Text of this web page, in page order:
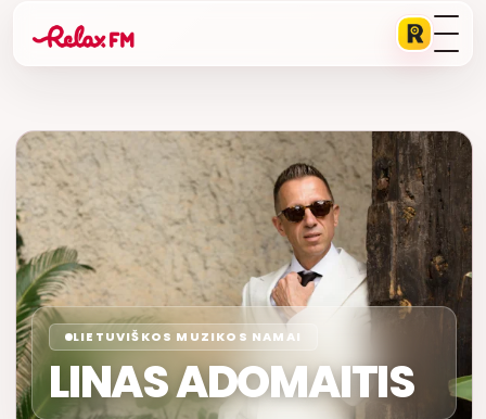
LIETUVIŠKOS MUZIKOS NAMAI
LINAS ADOMAITIS